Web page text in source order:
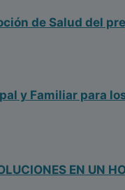
de Salud del
y Familiar para
EN UN